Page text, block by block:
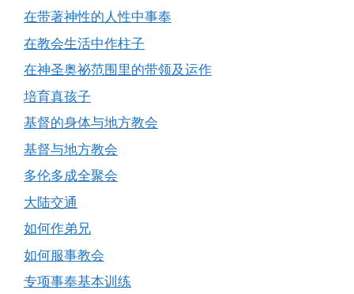
在带著神性的人性中事奉
在教会生活中作柱子
在神圣奥祕范围里的带领及运作
培育真孩子
基督的身体与地方教会
基督与地方教会
多伦多成全聚会
大陆交通
如何作弟兄
如何服事教会
专项事奉基本训练